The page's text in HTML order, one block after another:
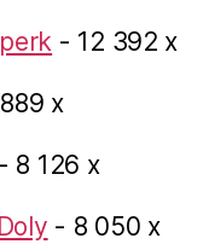
- 12 392 x
x
8 126 x
- 8 050 x